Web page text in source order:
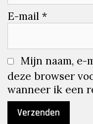
E-mail *
Mijn naam, e-
deze browser
wanneer ik een